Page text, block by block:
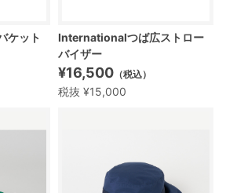
ケット
Internationalつば広ストロー
バイザー
¥16,500 （税込）
税抜 ¥15,000